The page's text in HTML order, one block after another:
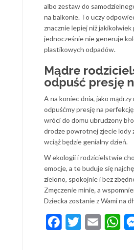
albo zestaw do
na balkonie. To uczy
znacznie lepiej niż jakikolwiek
jednocześnie nie generuje
plastikowych odpadów.
Mądre
odpuść presję
A na koniec dnia, jako
odpuśćmy presję na
wróci do domu ubrudzony
drodze powrotnej zjecie lody
wciąż będzie genialny dzień.
W ekologii i rodzicielstwie
emocje, a te buduje się
zielono, spokojnie i bez
Zmęczenie minie, a
Dziecka zostanie z Wami na
Facebook
Twitter